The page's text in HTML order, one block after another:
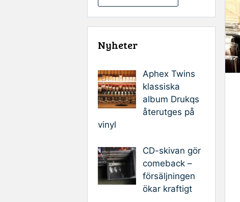
Nyheter
Aphex Twins
klassiska
album Drukqs
återutges på
vinyl
CD-skivan gör
comeback –
försäljningen
ökar kraftigt